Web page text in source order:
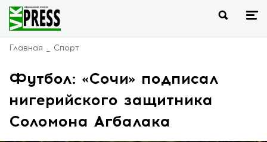
Главная Спорт
Футбол: «Сочи» подписал
нигерийского защитника
Соломона Агбалака